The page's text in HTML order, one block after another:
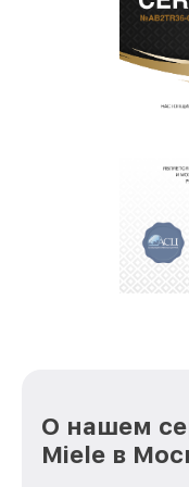
О нашем
Miele в